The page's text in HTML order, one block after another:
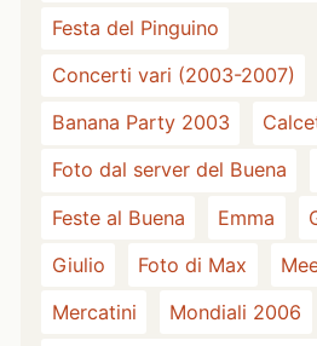
Festa del Pinguino
Concerti vari (2003-2007)
Banana Party 2003
Foto dal server del Buena
Feste al Buena
Emma
Giulio
Foto di Max
Mercatini
Mondiali 2006